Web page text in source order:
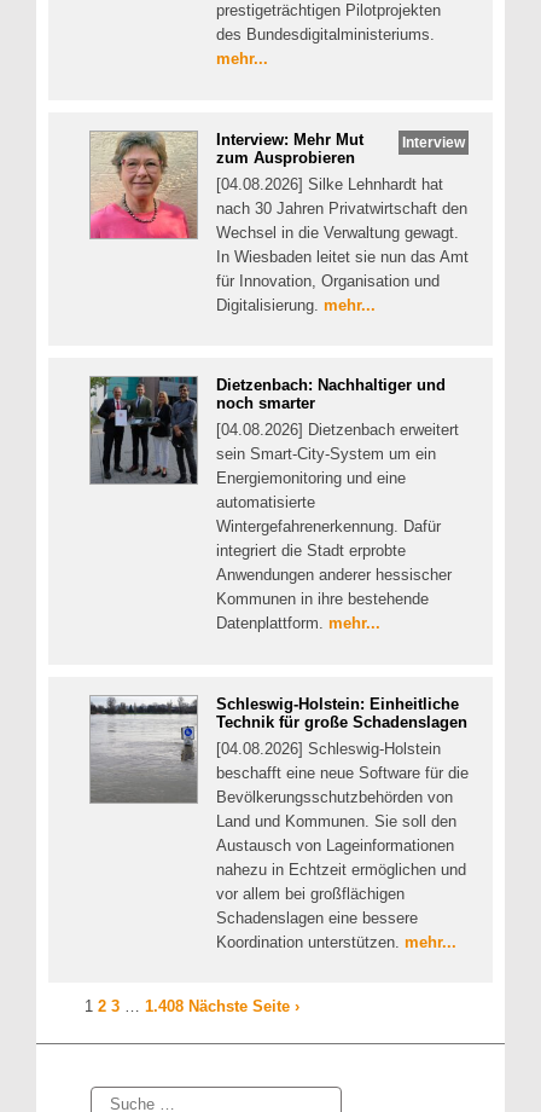
prestigeträchtigen Pilotprojekten
des Bundesdigitalministeriums.
mehr...
Interview
Interview: Mehr Mut
zum Ausprobieren
[04.08.2026] Silke Lehnhardt hat
nach 30 Jahren Privatwirtschaft den
Wechsel in die Verwaltung gewagt.
In Wiesbaden leitet sie nun das Amt
für Innovation, Organisation und
Digitalisierung. mehr...
Dietzenbach: Nachhaltiger und
noch smarter
[04.08.2026] Dietzenbach erweitert
sein Smart-City-System um ein
Energiemonitoring und eine
automatisierte
Wintergefahrenerkennung. Dafür
integriert die Stadt erprobte
Anwendungen anderer hessischer
Kommunen in ihre bestehende
Datenplattform. mehr...
Schleswig-Holstein: Einheitliche
Technik für große Schadenslagen
[04.08.2026] Schleswig-Holstein
beschafft eine neue Software für die
Bevölkerungsschutzbehörden von
Land und Kommunen. Sie soll den
Austausch von Lageinformationen
nahezu in Echtzeit ermöglichen und
vor allem bei großflächigen
Schadenslagen eine bessere
Koordination unterstützen. mehr...
1 2 3 … 1.408 Nächste Seite ›
Suche